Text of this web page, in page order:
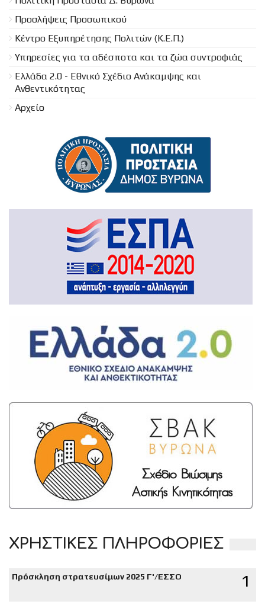
Προσλήψεις Προσωπικού
Κέντρο Εξυπηρέτησης Πολιτών (Κ.Ε.Π.)
Υπηρεσίες για τα αδέσποτα και τα ζώα συντροφιάς
Ελλάδα 2.0 - Εθνικό Σχέδιο Ανάκαμψης και
Ανθεντικότητας
Αρχείο
ΧΡΗΣΤΙΚΕΣ ΠΛΗΡΟΦΟΡΙΕΣ
Πρόσκληση στρατευσίμων 2025 Γ'/ΕΣΣΟ 1